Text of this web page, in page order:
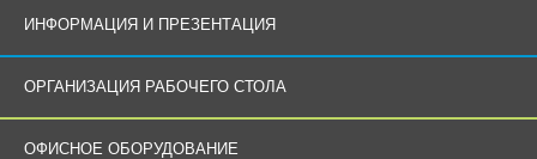
ИНФОРМАЦИЯ И ПРЕЗЕНТАЦИЯ
ОРГАНИЗАЦИЯ РАБОЧЕГО СТОЛА
ОФИСНОЕ ОБОРУДОВАНИЕ